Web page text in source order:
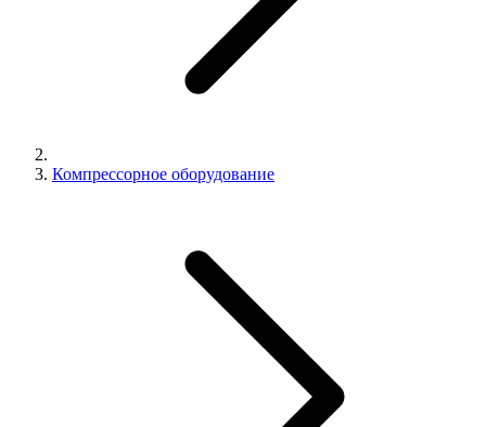
Компрессорное оборудование